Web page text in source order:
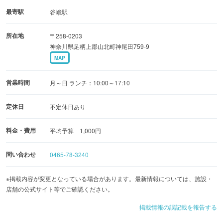
最寄駅 谷峨駅
所在地
〒258-0203
神奈川県足柄上郡山北町神尾田759-9
MAP
営業時間 月～日 ランチ：10:00～17:10
定休日 不定休日あり
料金・費用 平均予算 1,000円
問い合わせ 0465-78-3240
※掲載内容が変更となっている場合があります。最新情報については、施設・
店舗の公式サイト等でご確認ください。
掲載情報の誤記載を報告する